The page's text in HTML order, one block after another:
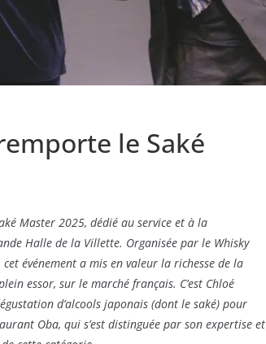
le Saké
Master 2025, dédié au service et à la
Halle de la Villette. Organisée par le Whisky
événement a mis en valeur la richesse de la
essor, sur le marché français. C’est Chloé
d’alcools japonais (dont le saké) pour
Oba, qui s’est distinguée par son expertise et